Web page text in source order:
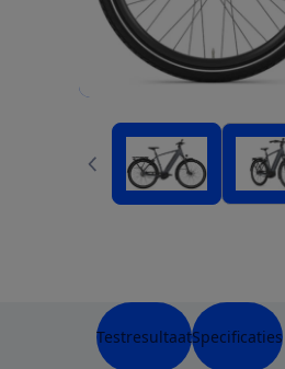
TestresultaatSpecificaties